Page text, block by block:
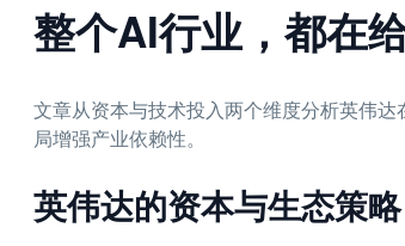
整个AI行业，都在
文章从资本与技术投入两个维度分析英伟
局增强产业依赖性。
英伟达的资本与生态策略